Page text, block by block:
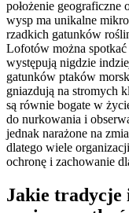
położenie
wysp ma unikalne
rzadkich gatunków
Lofotów można
występują nigdzie
gatunków ptaków
gniazdują na stromych
są równie bogate w
do nurkowania i
jednak narażone na
dlatego wiele
ochronę i zachowanie
Jakie tradycje